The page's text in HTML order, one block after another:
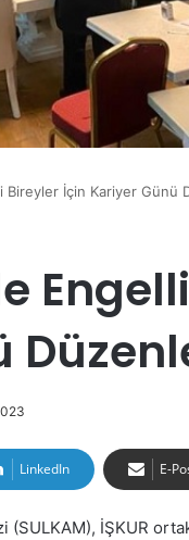
Bireyler İçin Kariyer Günü
LinkedIn E-
İŞKUR